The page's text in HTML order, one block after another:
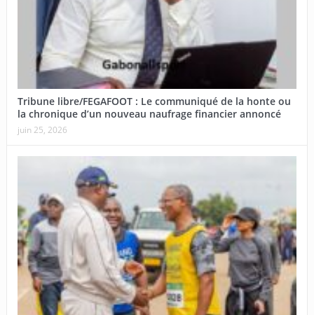
Tribune libre/FEGAFOOT : Le communiqué de la honte ou
la chronique d’un nouveau naufrage financier annoncé
juin 25, 2026